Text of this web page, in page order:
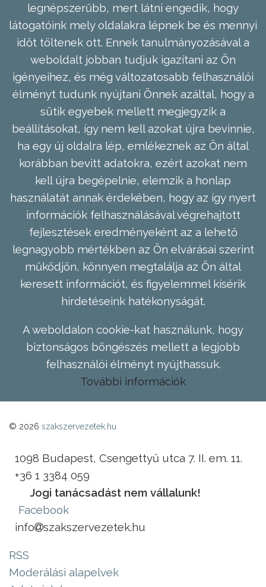
legnépszerűbb, mert látni engedik, hogy
látogatóink mely oldalakra lépnek be és mennyi
időt töltenek ott. Ennek tanulmányozásával a
weboldalt jobban tudjuk igazítani az Ön
igényeihez, és még változatosabb felhasználói
élményt tudunk nyújtani Önnek azáltal, hogy a
sütik egyebek mellett megjegyzik a
beállításokat, így nem kell azokat újra bevinnie,
ha egy új oldalra lép, emlékeznek az Ön által
korábban bevitt adatokra, ezért azokat nem
kell újra begépelnie, elemzik a honlap
használatát annak érdekében, hogy az így nyert
információk felhasználásával végrehajtott
fejlesztések eredményeként az a lehető
legnagyobb mértékben az Ön elvárásai szerint
működjön, könnyen megtalálja az Ön által
keresett információt, és figyelemmel kísérik
hirdetéseink hatékonyságát.
A weboldalon cookie-kat használunk, hogy
biztonságos böngészés mellett a legjobb
felhasználói élményt nyújthassuk.
További információk
© 2026 szakszervezetek.hu
1098 Budapest, Csengettyű utca 7. II. em. 11.
+36 1 3384 059
Jogi tanácsadást nem vállalunk!
Facebook
info
szakszervezetek.hu
RSS
Moderálási alapelvek